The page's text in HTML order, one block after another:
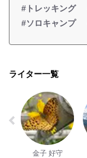
#トレッキング
#ソロキャンプ
ライター一覧
金子 好守